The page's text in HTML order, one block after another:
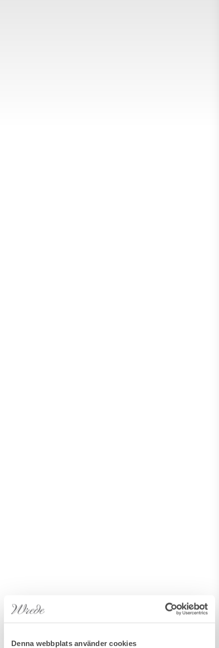
Denna webbplats använder cookies